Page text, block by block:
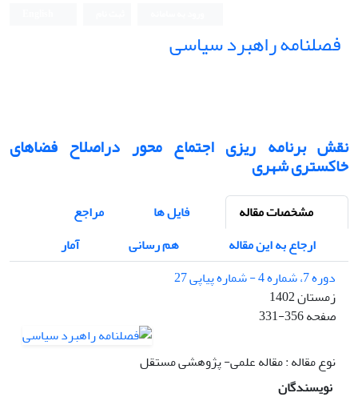
فصلنامه راهبرد سیاسی
نقش برنامه ریزی اجتماع محور دراصلاح فضاهای
خاکستری شهری
مشخصات مقاله فایل ها
مراجع
ارجاع به این مقاله
هم رسانی
آمار
دوره 7، شماره 4 - شماره پیاپی 27
زمستان 1402
صفحه331-356
نوع مقاله : مقاله علمی- پژوهشی مستقل
نویسندگان